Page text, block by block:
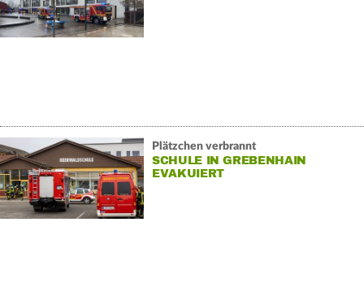
Plätzchen verbrannt
SCHULE IN GREBENHAIN
EVAKUIERT